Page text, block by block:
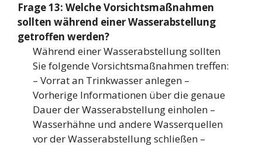
Frage 13: Welche Vorsichtsmaßnahmen
sollten während einer Wasserabstellung
getroffen werden?
Während einer Wasserabstellung sollten
Sie folgende Vorsichtsmaßnahmen treffen:
– Vorrat an Trinkwasser anlegen –
Vorherige Informationen über die genaue
Dauer der Wasserabstellung einholen –
Wasserhähne und andere Wasserquellen
vor der Wasserabstellung schließen –